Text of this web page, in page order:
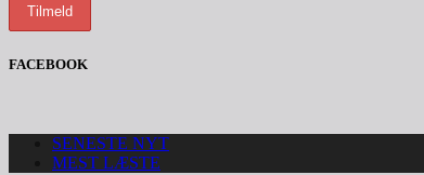
FACEBOOK
SENESTE NYT
MEST LÆSTE